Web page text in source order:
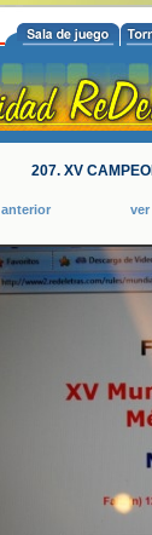
207. XV
anterior